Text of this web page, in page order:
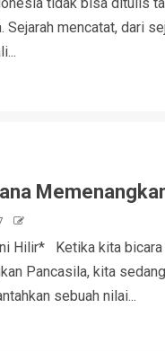
Sejarah mencatat, dari
Hilir* Ketika kita bicara
Pancasila, kita sedang
sebuah nilai...